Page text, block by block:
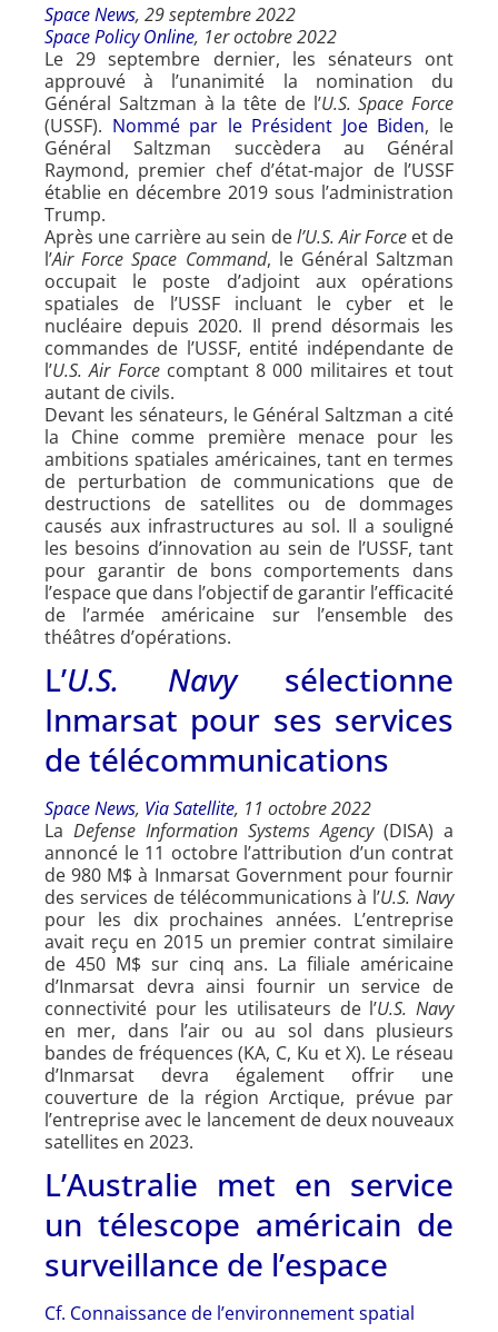
Space News, 29 septembre 2022
Space Policy Online, 1er octobre 2022
Le 29 septembre dernier, les sénateurs ont
approuvé à l’unanimité la nomination du
Général Saltzman à la tête de l’U.S. Space Force
(USSF). Nommé par le Président Joe Biden, le
Général Saltzman succèdera au Général
Raymond, premier chef d’état-major de l’USSF
établie en décembre 2019 sous l’administration
Trump.
Après une carrière au sein del’U.S. Air Forceet de
l’Air Force Space Command, le Général Saltzman
occupait le poste d’adjoint aux opérations
spatiales de l’USSF incluant le cyber et le
nucléaire depuis 2020. Il prend désormais les
commandes de l’USSF, entité indépendante de
l’U.S. Air Forcecomptant 8 000 militaires et tout
autant de civils.
Devant les sénateurs, le Général Saltzman a cité
la Chine comme première menace pour les
ambitions spatiales américaines, tant en termes
de perturbation de communications que de
destructions de satellites ou de dommages
causés aux infrastructures au sol. Il a souligné
les besoins d’innovation au sein de l’USSF, tant
pour garantir de bons comportements dans
l’espace que dans l’objectif de garantir l’efficacité
de l’armée américaine sur l’ensemble des
théâtres d’opérations.
L’U.S. Navysélectionne
Inmarsat pour ses services
de télécommunications
Space News, Via Satellite, 11 octobre 2022
La Defense Information Systems Agency(DISA) a
annoncé le 11 octobre l’attribution d’un contrat
de 980 M$ à Inmarsat Government pour fournir
des services de télécommunications à l’U.S. Navy
pour les dix prochaines années. L’entreprise
avait reçu en 2015 un premier contrat similaire
de 450 M$ sur cinq ans. La filiale américaine
d’Inmarsat devra ainsi fournir un service de
connectivité pour les utilisateurs de l’U.S. Navy
en mer, dans l’air ou au sol dans plusieurs
bandes de fréquences (KA, C, Ku et X). Le réseau
d’Inmarsat devra également offrir une
couverture de la région Arctique, prévue par
l’entreprise avec le lancement de deux nouveaux
satellites en 2023.
L’Australie met en service
un télescope américain de
surveillance de l’espace
Cf. Connaissance de l’environnement spatial